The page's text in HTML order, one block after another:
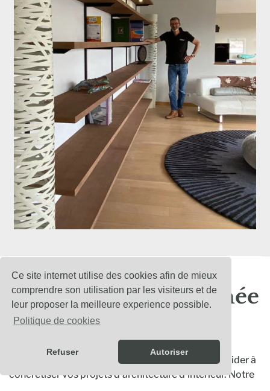
Ce site internet utilise des cookies afin de mieux
comprendre son utilisation par les visiteurs et de
leur proposer la meilleure experience possible.
Politique de cookies
Refuser Autoriser
Une équipe passionnée
& expérimentée
Depuis de nombreuses années, notre équipe de
passionnés est engagée à vos côtés afin de vous aider à
concrétiser vos projets d’architecture d’intérieur. Notre